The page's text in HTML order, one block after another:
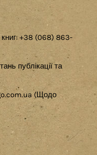
книг: +38 (068) 863-
публікації та
(Щодо